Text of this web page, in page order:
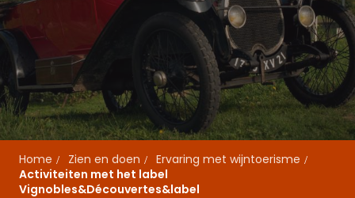
Home Zien en doen
Ervaring met wijntoerisme
Activiteiten met het label
Vignobles&Découvertes&label